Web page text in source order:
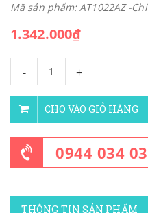
Mã sản phẩm: AT1022AZ -
1.342.000₫
- +
CHO VÀO GIỎ HÀNG
0944 034
THÔNG TIN SẢN PHẨM